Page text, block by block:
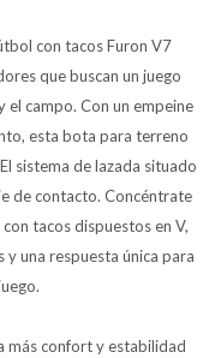
con tacos Furon V7
que buscan un juego
el campo. Con un empeine
esta bota para terreno
sistema de lazada situado
de contacto. Concéntrate
tacos dispuestos en V,
y una respuesta única para
más confort y estabilidad